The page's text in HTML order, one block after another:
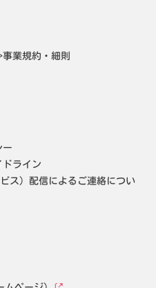
業規約・細則
ー
ドライン
ス）配信によるご連絡につい